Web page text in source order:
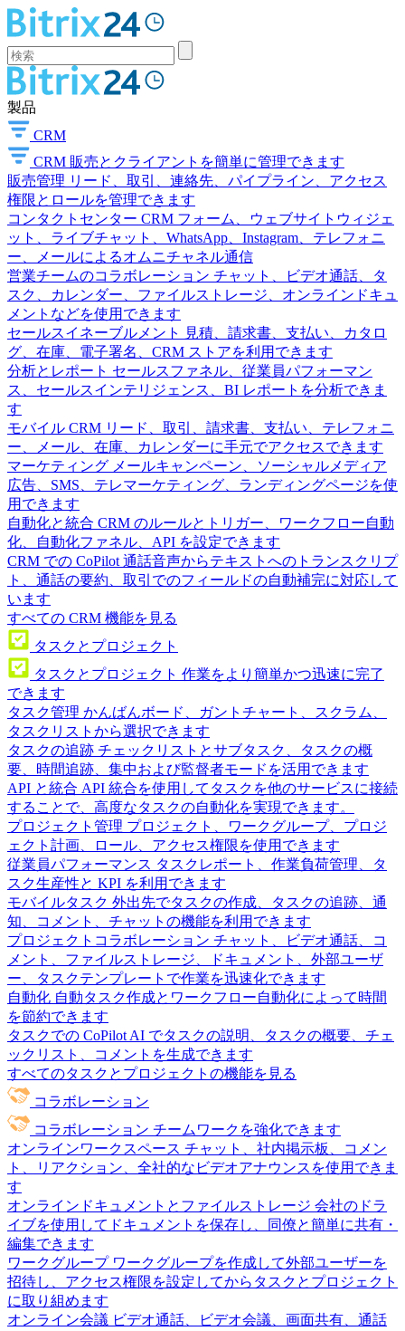
製品
CRM
CRM 販売とクライアントを簡単に管理できます
販売管理 リード、取引、連絡先、パイプライン、アクセス
権限とロールを管理できます
コンタクトセンター CRM フォーム、ウェブサイトウィジェ
ット、ライブチャット、WhatsApp、Instagram、テレフォニ
ー、メールによるオムニチャネル通信
営業チームのコラボレーション チャット、ビデオ通話、タ
スク、カレンダー、ファイルストレージ、オンラインドキュ
メントなどを使用できます
セールスイネーブルメント
見積、請求書、支払い、カタロ
グ、在庫、電子署名、CRM ストアを利用できます
分析とレポート セールスファネル、従業員パフォーマン
ス、セールスインテリジェンス、BI レポートを分析できま
す
モバイル CRM リード、取引、請求書、支払い、テレフォニ
ー、メール、在庫、カレンダーに手元でアクセスできます
マーケティング メールキャンペーン、ソーシャルメディア
広告、SMS、テレマーケティング、ランディングページを使
用できます
自動化と統合 CRM のルールとトリガー、ワークフロー自動
化、自動化ファネル、API を設定できます
CRM での CoPilot 通話音声からテキストへのトランスクリプ
ト、通話の要約、取引でのフィールドの自動補完に対応して
います
すべての CRM 機能を見る
タスクとプロジェクト
タスクとプロジェクト 作業をより簡単かつ迅速に完了
できます
タスク管理 かんばんボード、ガントチャート、スクラム、
タスクリストから選択できます
タスクの追跡 チェックリストとサブタスク、タスクの概
要、時間追跡、集中および監督者モードを活用できます
API と統合 API 統合を使用してタスクを他のサービスに接続
することで、高度なタスクの自動化を実現できます。
プロジェクト管理 プロジェクト、ワークグループ、プロジ
ェクト計画、ロール、アクセス権限を使用できます
従業員パフォーマンス タスクレポート、作業負荷管理、タ
スク生産性と KPI を利用できます
モバイルタスク 外出先でタスクの作成、タスクの追跡、通
知、コメント、チャットの機能を利用できます
プロジェクトコラボレーション チャット、ビデオ通話、コ
メント、ファイルストレージ、ドキュメント、外部ユーザ
ー、タスクテンプレートで作業を迅速化できます
自動化 自動タスク作成とワークフロー自動化によって時間
を節約できます
タスクでの CoPilot AI でタスクの説明、タスクの概要、チェ
ックリスト、コメントを生成できます
すべてのタスクとプロジェクトの機能を見る
コラボレーション
コラボレーション チームワークを強化できます
オンラインワークスペース チャット、社内掲示板、コメン
ト、リアクション、全社的なビデオアナウンスを使用できま
す
オンラインドキュメントとファイルストレージ 会社のドラ
イブを使用してドキュメントを保存し、同僚と簡単に共有・
編集できます
ワークグループ ワークグループを作成して外部ユーザーを
招待し、アクセス権限を設定してからタスクとプロジェクト
に取り組めます
オンライン会議 ビデオ通話、ビデオ会議、画面共有、通話